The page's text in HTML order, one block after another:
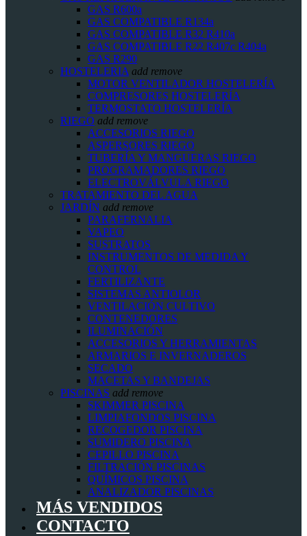
GAS R600a
GAS COMPATIBLE R134a
GAS COMPATIBLE R32 R410a
GAS COMPATIBLE R22 R407c R404a
GAS R290
HOSTELERIA add remove
MOTOR VENTILADOR HOSTELERÍA
COMPRESORES HOSTELERÍA
TERMOSTATO HOSTELERÍA
RIEGO add remove
ACCESORIOS RIEGO
ASPERSORES RIEGO
TUBERÍA Y MANGUERAS RIEGO
PROGRAMADORES RIEGO
ELECTROVÁLVULA RIEGO
TRATAMIENTO DEL AGUA
JARDÍN add remove
PARAFERNALIA
VAPEO
SUSTRATOS
INSTRUMENTOS DE MEDIDA Y
CONTROL
FERTILIZANTE
SISTEMAS ANTIOLOR
VENTILACIÓN CULTIVO
CONTENEDORES
ILUMINACIÓN
ACCESORIOS Y HERRAMIENTAS
ARMARIOS E INVERNADEROS
SECADO
MACETAS Y BANDEJAS
PISCINAS add remove
SKIMMER PISCINA
LIMPIAFONDOS PISCINA
RECOGEDOR PISCINA
SUMIDERO PISCINA
CEPILLO PISCINA
FILTRACIÓN PISCINAS
QUÍMICOS PISCINA
ANALIZADOR PISCINAS
MÁS VENDIDOS
CONTACTO